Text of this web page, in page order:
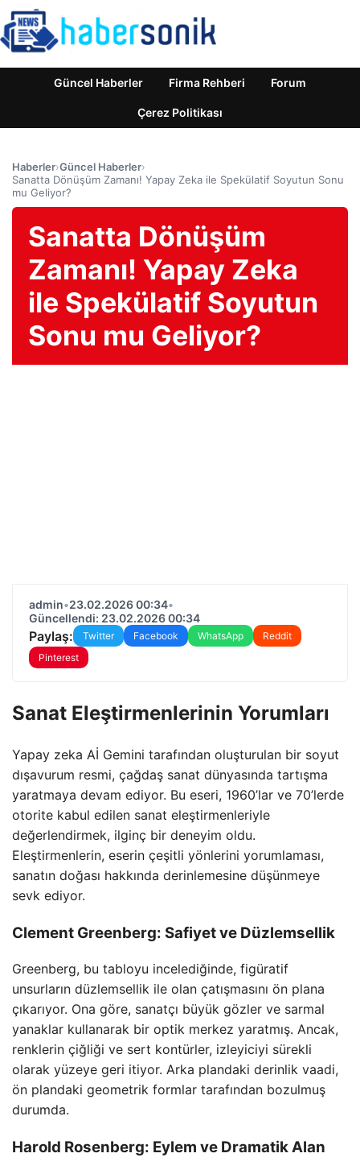
Güncel Haberler Firma Rehberi Forum
Çerez Politikası
Haberler›Güncel Haberler›
Sanatta Dönüşüm Zamanı! Yapay Zeka ile Spekülatif Soyutun Sonu
mu Geliyor?
Sanatta Dönüşüm
Zamanı! Yapay Zeka
ile Spekülatif Soyutun
Sonu mu Geliyor?
admin•23.02.2026 00:34•
Güncellendi: 23.02.2026 00:34
Paylaş: Twitter Facebook WhatsApp
Reddit
Pinterest
Sanat Eleştirmenlerinin Yorumları
Yapay zeka Aİ Gemini tarafından oluşturulan bir soyut
dışavurum resmi, çağdaş sanat dünyasında tartışma
yaratmaya devam ediyor. Bu eseri, 1960’lar ve 70’lerde
otorite kabul edilen sanat eleştirmenleriyle
değerlendirmek, ilginç bir deneyim oldu.
Eleştirmenlerin, eserin çeşitli yönlerini yorumlaması,
sanatın doğası hakkında derinlemesine düşünmeye
sevk ediyor.
Clement Greenberg: Safiyet ve Düzlemsellik
Greenberg, bu tabloyu incelediğinde, figüratif
unsurların düzlemsellik ile olan çatışmasını ön plana
çıkarıyor. Ona göre, sanatçı büyük gözler ve sarmal
yanaklar kullanarak bir optik merkez yaratmış. Ancak,
renklerin çiğliği ve sert kontürler, izleyiciyi sürekli
olarak yüzeye geri itiyor. Arka plandaki derinlik vaadi,
ön plandaki geometrik formlar tarafından bozulmuş
durumda.
Harold Rosenberg: Eylem ve Dramatik Alan